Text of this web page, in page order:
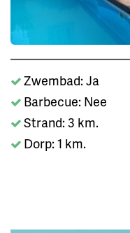
Zwembad: Ja
Barbecue: Nee
Strand: 3 km.
Dorp: 1 km.